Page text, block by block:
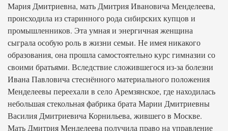
Мария Дмитриевна, мать Дмитрия Ивановича Менделеева,
происходила из старинного рода сибирских купцов и
промышленников. Эта умная и энергичная женщина
сыграла особую роль в жизни семьи. Не имея никакого
образования, она прошла самостоятельно курс гимназии со
своими братьями. Вследствие сложившегося из-за болезни
Ивана Павловича стеснённого материального положения
Менделеевы переехали в село Аремзянское, где находилась
небольшая стекольная фабрика брата Марии Дмитриевны
Василия Дмитриевича Корнильева, жившего в Москве.
Мать Дмитрия Менделеева получила право на управление